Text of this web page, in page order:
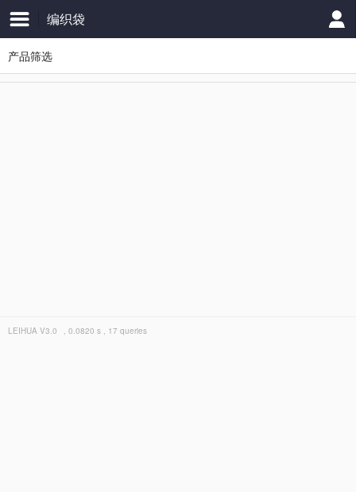
编织袋
产品筛选
LEIHUA V3.0 , 0.0820 s , 17 queries